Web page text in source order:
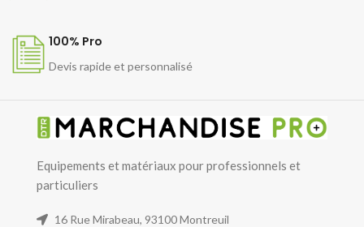
100% Pro
Devis rapide et personnalisé
Equipements et matériaux pour professionnels et
particuliers
16 Rue Mirabeau, 93100 Montreuil